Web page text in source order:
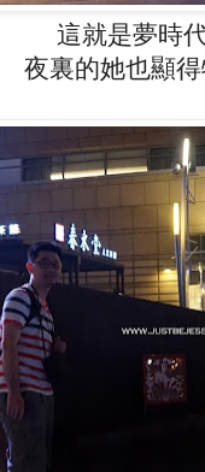
這就是夢時
夜裏的她也顯